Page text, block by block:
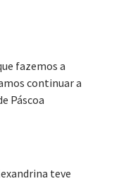
fazemos a
continuar a
Páscoa
teve